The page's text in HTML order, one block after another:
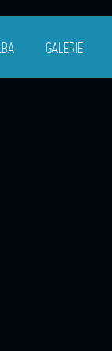
GALERIE